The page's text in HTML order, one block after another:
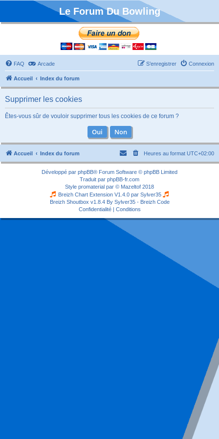
Le Forum Du Bowling
FAQ Arcade Connexion
S’enregistrer
Accueil Index du forum
Supprimer les cookies
Êtes-vous sûr de vouloir supprimer tous les cookies de ce forum ?
Accueil Index du forum Heures au format UTC+02:00
Développé par phpBB® Forum Software © phpBB Limited
Traduit par phpBB-fr.com
Style promaterial par © Mazeltof 2018
Breizh Chart Extension V1.4.0 par Sylver35
Breizh Shoutbox v1.8.4 By Sylver35 - Breizh Code
Confidentialité| Conditions